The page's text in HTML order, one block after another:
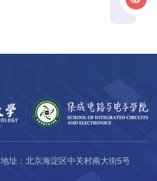
地址：北京海淀区中关村南大街5号